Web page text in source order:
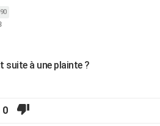
suite à une plainte ?
0